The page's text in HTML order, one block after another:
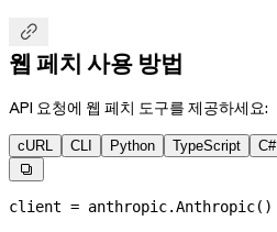

웹 페치 사용 방법
API 요청에 웹 페치 도구를 제공하세요:
cURL CLI Python TypeScript C#

client = anthropic.Anthropic()